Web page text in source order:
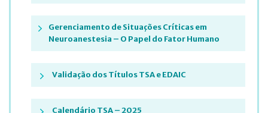
Gerenciamento de Situações Críticas em
Neuroanestesia – O Papel do Fator Humano
Validação dos Títulos TSA e EDAIC
Calendário TSA – 2025